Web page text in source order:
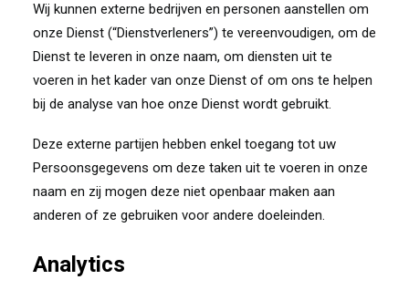
Wij kunnen externe bedrijven en personen aanstellen om
onze Dienst (“Dienstverleners”) te vereenvoudigen, om de
Dienst te leveren in onze naam, om diensten uit te
voeren in het kader van onze Dienst of om ons te helpen
bij de analyse van hoe onze Dienst wordt gebruikt.
Deze externe partijen hebben enkel toegang tot uw
Persoonsgegevens om deze taken uit te voeren in onze
naam en zij mogen deze niet openbaar maken aan
anderen of ze gebruiken voor andere doeleinden.
Analytics